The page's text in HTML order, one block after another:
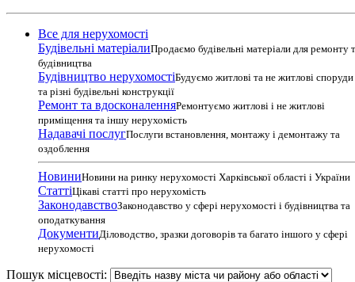
Все для нерухомості
Будівельні матеріалиПродаємо будівельні матеріали для ремонту
будівництва
Будівництво нерухомостіБудуємо житлові та не житлові споруди
та різні будівельні конструкції
Ремонт та вдосконаленняРемонтуємо житлові і не житлові
приміщення та іншу нерухомість
Надавачі послугПослуги встановлення, монтажу і демонтажу та
оздоблення
НовиниНовини на ринку нерухомості Харківської області і України
СтаттіЦікаві статті про нерухомість
ЗаконодавствоЗаконодавство у сфері нерухомості і будівництва та
оподаткування
ДокументиДіловодство, зразки договорів та багато іншого у сфері
нерухомості
Пошук місцевості: